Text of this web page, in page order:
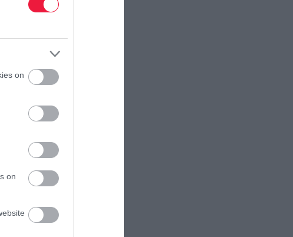
on
on